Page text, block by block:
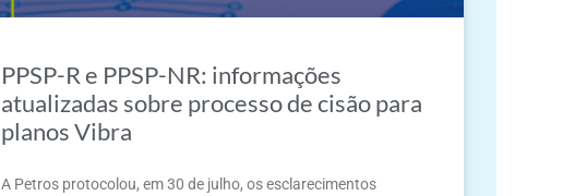
PPSP-R e PPSP-NR: informações
atualizadas sobre processo de cisão para
planos Vibra
A Petros protocolou, em 30 de julho, os esclarecimentos